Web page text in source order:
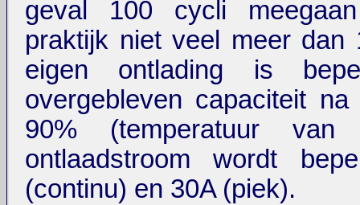
geval 100 cycli
praktijk niet veel meer dan
eigen ontlading is
overgebleven capaciteit
90% (temperatuur van
ontlaadstroom wordt
(continu) en 30A (piek).